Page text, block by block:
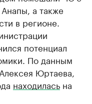
а также
в регионе.
потенциал
По данным
Юртаева,
находилась на